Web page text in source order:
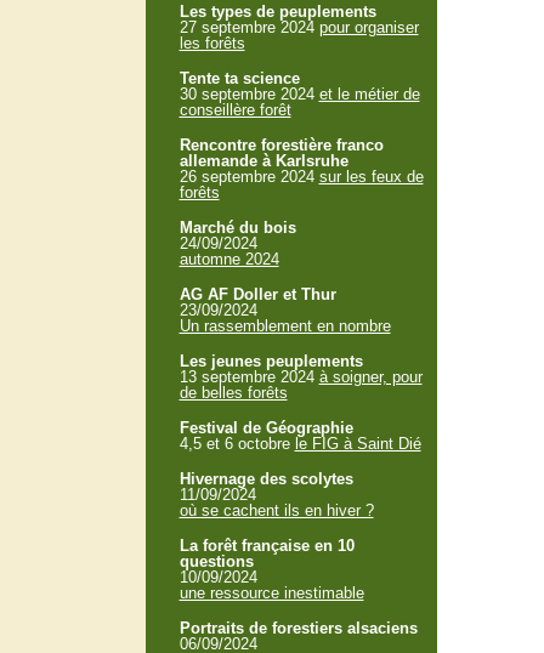
Les types de peuplements
27 septembre 2024 pour organiser
les forêts
Tente ta science
30 septembre 2024 et le métier de
conseillère forêt
Rencontre forestière franco
allemande à Karlsruhe
26 septembre 2024 sur les feux de
forêts
Marché du bois
24/09/2024
automne 2024
AG AF Doller et Thur
23/09/2024
Un rassemblement en nombre
Les jeunes peuplements
13 septembre 2024 à soigner, pour
de belles forêts
Festival de Géographie
4,5 et 6 octobre le FIG à Saint Dié
Hivernage des scolytes
11/09/2024
où se cachent ils en hiver ?
La forêt française en 10
questions
10/09/2024
une ressource inestimable
Portraits de forestiers alsaciens
06/09/2024